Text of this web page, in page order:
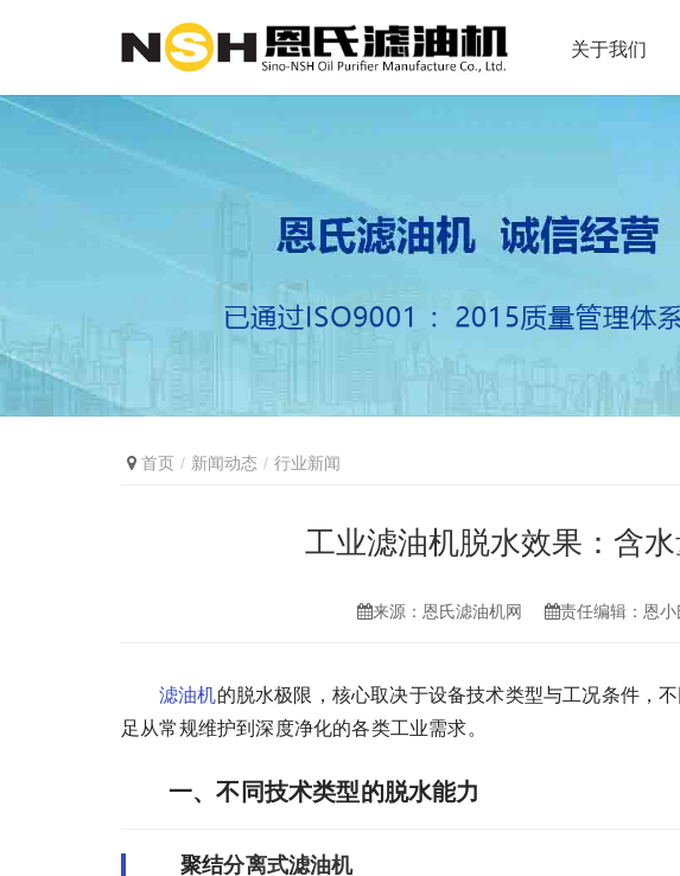
关于我们
首页 新闻动态 行业新闻
工业滤油机脱水效果：含
来源：恩氏滤油机网 责任编辑：恩小
滤油机的脱水极限，核心取决于设备技术类型与工况条件，
足从常规维护到深度净化的各类工业需求。
一、不同技术类型的脱水能力
聚结分离式滤油机